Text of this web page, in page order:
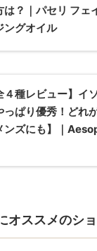
は？｜パセリ フェ
ングオイル
４種レビュー】イ
っぱり優秀！どれ
ンズにも】｜
オススメのシ